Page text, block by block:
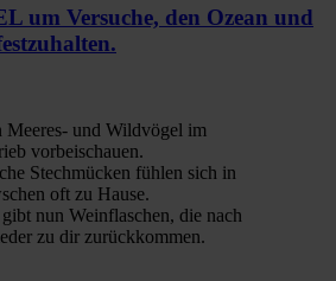
um Versuche, den Ozean und
Meeres- und Wildvögel im
vorbeischauen.
Stechmücken fühlen sich in
oft zu Hause.
gibt nun Weinflaschen, die nach
zu dir zurückkommen.